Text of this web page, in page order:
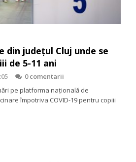
din județul Cluj unde se
de 5-11 ani
0 comentarii
pe platforma națională de
împotriva COVID-19 pentru copiii